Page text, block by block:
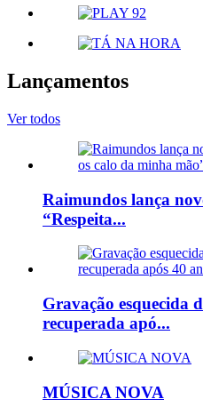
Lançamentos
Ver todos
Raimundos lança
“Respeita...
Gravação esquecida
recuperada apó...
MÚSICA NOVA